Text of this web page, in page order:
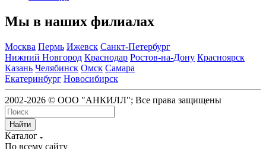
Мы в наших филиалах
Москва Пермь Ижевск Санкт-Петербург
Нижний Новгород Краснодар Ростов-на-Дону Красноярск
Казань Челябинск Омск Самара
Екатеринбург Новосибирск
2002-2026 © ООО "АНКИЛЛ"; Все права защищены
Найти
Каталог
По всему сайту